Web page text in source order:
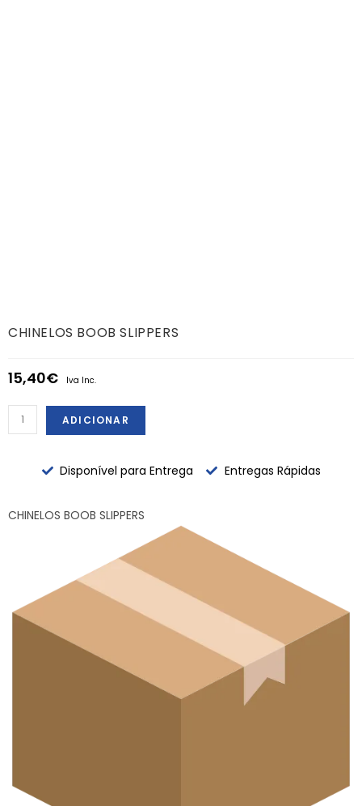
CHINELOS BOOB SLIPPERS
15,40€ Iva Inc.
ADICIONAR
Disponível para Entrega Entregas Rápidas
CHINELOS BOOB SLIPPERS